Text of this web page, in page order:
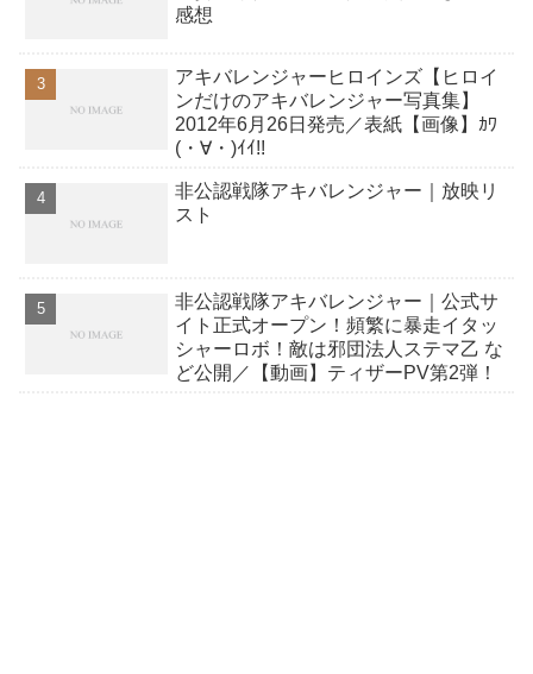
感想
アキバレンジャーヒロインズ【ヒロイ
ンだけのアキバレンジャー写真集】
2012年6月26日発売／表紙【画像】ｶﾜ
(・∀・)ｲｲ!!
非公認戦隊アキバレンジャー｜放映リ
スト
非公認戦隊アキバレンジャー｜公式サ
イト正式オープン！頻繁に暴走イタッ
シャーロボ！敵は邪団法人ステマ乙 な
ど公開／【動画】ティザーPV第2弾！